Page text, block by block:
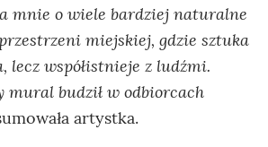
mnie o wiele bardziej naturalne
miejskiej, gdzie sztuka
lecz współistnieje z ludźmi.
mural budził w odbiorcach
artystka.